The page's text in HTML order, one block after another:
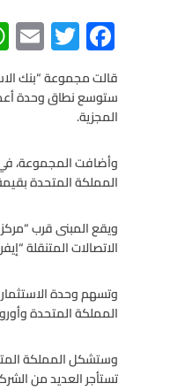
F
ac
e
b
o
o
T
wi
tt
er
E
قالت مجموعة “بنك
ستوسع نطاق وحدة
المجزية.
وأضافت المجموعة،
المملكة المتحدة بقيمة 11,8 مليون جنيه إسترليني (17,9 مليون دولار أمريكي- 65,9 مليون درهم
الاتصالات المتنقلة
وتسهم وحدة
المملكة المتحدة
وستشكل المملكة
تستأجر العديد من